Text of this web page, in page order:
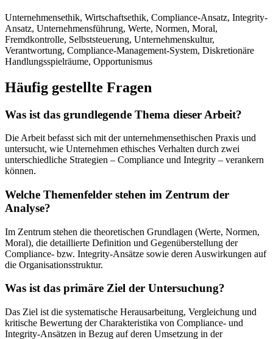
Unternehmensethik, Wirtschaftsethik, Compliance-Ansatz, Integrity-
Ansatz, Unternehmensführung, Werte, Normen, Moral,
Fremdkontrolle, Selbststeuerung, Unternehmenskultur,
Verantwortung, Compliance-Management-System, Diskretionäre
Handlungsspielräume, Opportunismus
Häufig gestellte Fragen
Was ist das grundlegende Thema dieser Arbeit?
Die Arbeit befasst sich mit der unternehmensethischen Praxis und
untersucht, wie Unternehmen ethisches Verhalten durch zwei
unterschiedliche Strategien – Compliance und Integrity – verankern
können.
Welche Themenfelder stehen im Zentrum der
Analyse?
Im Zentrum stehen die theoretischen Grundlagen (Werte, Normen,
Moral), die detaillierte Definition und Gegenüberstellung der
Compliance- bzw. Integrity-Ansätze sowie deren Auswirkungen auf
die Organisationsstruktur.
Was ist das primäre Ziel der Untersuchung?
Das Ziel ist die systematische Herausarbeitung, Vergleichung und
kritische Bewertung der Charakteristika von Compliance- und
Integrity-Ansätzen in Bezug auf deren Umsetzung in der